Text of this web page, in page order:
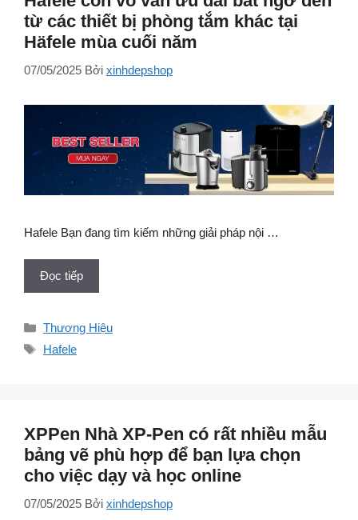
từ các thiết bị phòng tắm khác tại
Häfele mùa cuối năm
07/05/2025 Bởi xinhdepshop
Hafele Bạn đang tìm kiếm những giải pháp nội …
Đọc tiếp
Danh
mục
Thương Hiệu
Thẻ
Hafele
XPPen Nhà XP-Pen có rất nhiều mẫu
bảng vẽ phù hợp để bạn lựa chọn
cho việc dạy và học online
07/05/2025 Bởi xinhdepshop